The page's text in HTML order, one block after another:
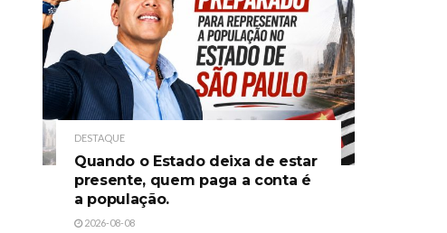
DESTAQUE
Quando o Estado deixa de estar
presente, quem paga a conta é
a população.
2026-08-08